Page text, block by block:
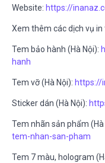
Website: https://
Xem thêm các dịch vụ
Tem bảo hành (Hà Nội):
hanh
Tem vỡ (Hà Nội): https://
Sticker dán (Hà Nội):
Tem nhãn sản phẩm (Hà
tem-nhan-san-pham
Tem 7 màu, hologram